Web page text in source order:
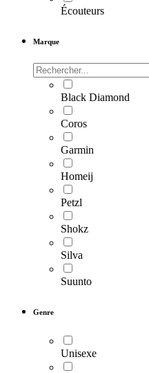
Écouteurs
Marque
Black Diamond
Coros
Garmin
Homeij
Petzl
Shokz
Silva
Suunto
Genre
Unisexe